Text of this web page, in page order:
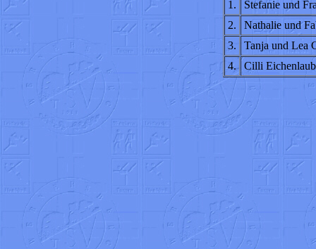
1.
Stefanie und
2.
Nathalie und
3.
Tanja und Lea
4.
Cilli